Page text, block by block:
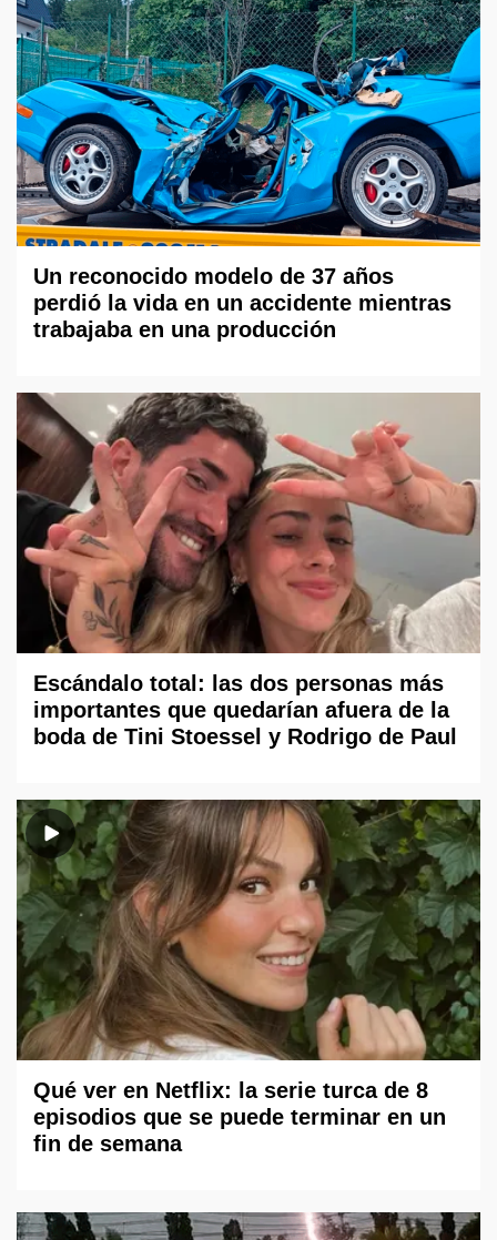
Un reconocido modelo de 37 años
perdió la vida en un accidente mientras
trabajaba en una producción
Escándalo total: las dos personas más
importantes que quedarían afuera de la
boda de Tini Stoessel y Rodrigo de Paul
Qué ver en Netflix: la serie turca de 8
episodios que se puede terminar en un
fin de semana